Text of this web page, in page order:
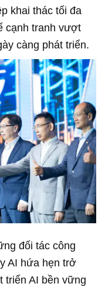
khai thác tối đa
cạnh tranh vượt
càng phát triển.
đối tác công
AI hứa hẹn trở
triển AI bền vững